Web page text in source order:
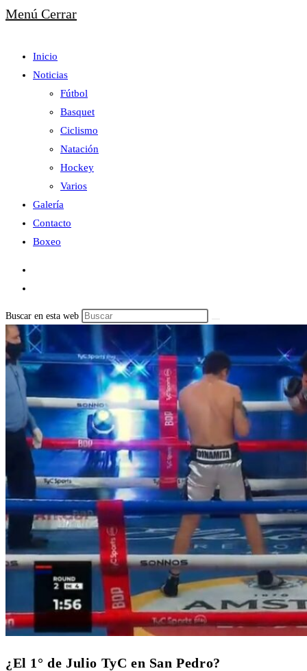
Menú Cerrar
Inicio
Noticias
Fútbol
Basquet
Ciclismo
Natación
Hockey
Varios
Galería
Contacto
Boxeo
Buscar en esta web
¿El 1° de Julio TyC en San Pedro?